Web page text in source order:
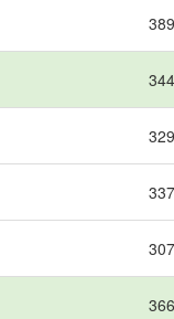
389
344
329
337
307
366